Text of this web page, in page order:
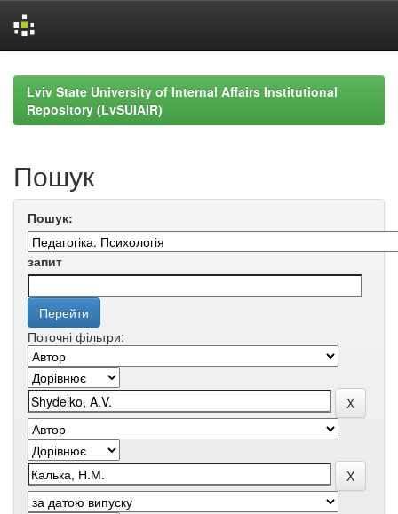
navigationLviv State University of Internal Affairs Institutional
Repository (LvSUIAIR)
Пошук
Пошук:
запит
Поточні фільтри: